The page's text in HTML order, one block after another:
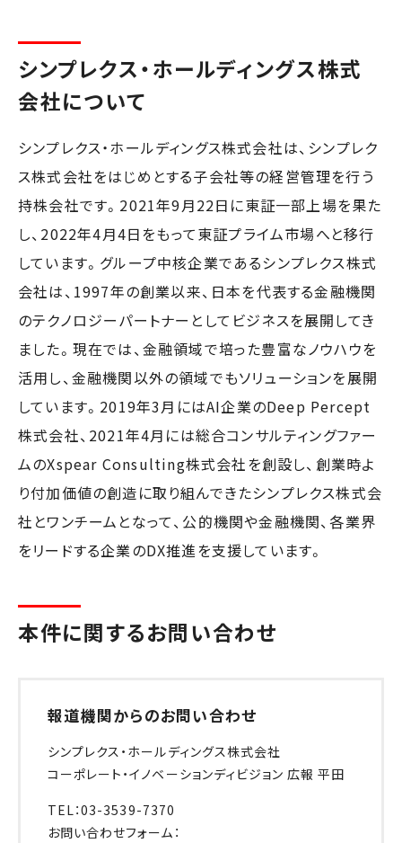
シンプレクス・ホールディングス株式
会社について
シンプレクス・ホールディングス株式会社は、シンプレク
ス株式会社をはじめとする子会社等の経営管理を行う
持株会社です。2021年9月22日に東証一部上場を果た
し、2022年4月4日をもって東証プライム市場へと移行
しています。グループ中核企業であるシンプレクス株式
会社は、1997年の創業以来、日本を代表する金融機関
のテクノロジーパートナーとしてビジネスを展開してき
ました。現在では、金融領域で培った豊富なノウハウを
活用し、金融機関以外の領域でもソリューションを展開
しています。2019年3月にはAI企業のDeep Percept
株式会社、2021年4月には総合コンサルティングファー
ムのXspear Consulting株式会社を創設し、創業時よ
り付加価値の創造に取り組んできたシンプレクス株式会
社とワンチームとなって、公的機関や金融機関、各業界
をリードする企業のDX推進を支援しています。
本件に関するお問い合わせ
報道機関からのお問い合わせ
シンプレクス・ホールディングス株式会社
コーポレート・イノベーションディビジョン 広報 平田
TEL：03-3539-7370
お問い合わせフォーム：